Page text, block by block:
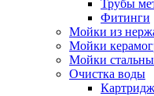
Трубы
Фитинги
Мойки из
Мойки
Мойки
Очистка воды